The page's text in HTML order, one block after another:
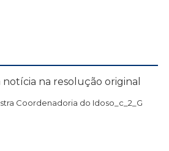
notícia na resolução original
Coordenadoria do Idoso_c_2_G